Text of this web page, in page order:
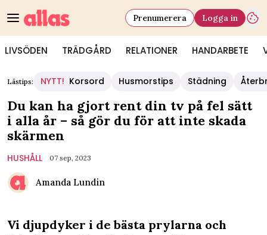
LIVSÖDEN TRÄDGÅRD RELATIONER HANDARBETE
Prenumerera Logga in
Lästips: NYTT! Korsord Husmorstips Städning
Du kan ha gjort rent din tv på fel sätt
i alla år – så gör du för att inte skada
skärmen
HUSHÅLL 07 sep, 2023
Amanda Lundin
Vi djupdyker i de bästa prylarna och